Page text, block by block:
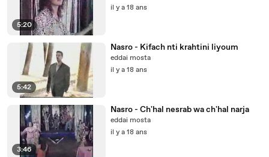
5:20
il y a 18 ans
5:42
Nasro - Kifach nti krahtini liyoum
eddai mosta
il y a 18 ans
3:46
Nasro - Ch'hal nesrab wa ch'hal narja
eddai mosta
il y a 18 ans